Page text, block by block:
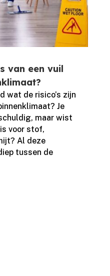
van een vuil
wat de risico’s zijn
Je
maar wist
voor stof,
Al deze
tussen de